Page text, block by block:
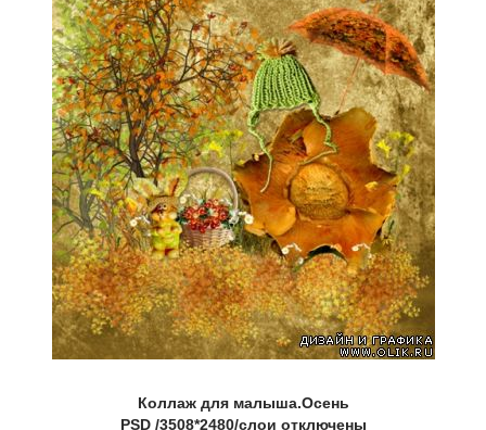
Коллаж для малыша.Осень
PSD /3508*2480/слои отключены